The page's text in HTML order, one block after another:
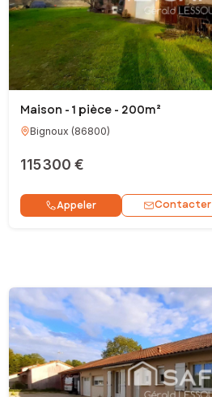
Maison - 1 pièce - 200m²
Bignoux (86800)
115 300 €
Appeler Contacter